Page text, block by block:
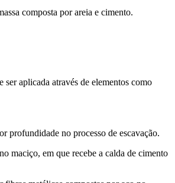
composta por areia e cimento.
ser aplicada através de elementos como
profundidade no processo de escavação.
maciço, em que recebe a calda de cimento